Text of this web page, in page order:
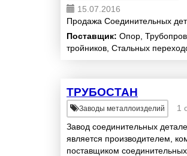
15.07.2016
Продажа Соединительных
Поставщик: Опор,
тройников, Стальных
ТРУБОСТАН
Заводы металлоизделий 1
Завод соединительных
является производителем,
поставщиком